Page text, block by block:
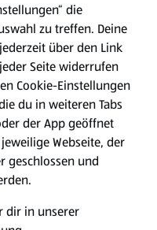
die
zu treffen. Deine
über den Link
Seite widerrufen
Cookie-Einstellungen
du in weiteren Tabs
der App geöffnet
Webseite, der
geschlossen und
dir in unserer